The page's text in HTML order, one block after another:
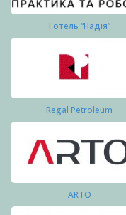
Готель “Надія”
Regal Petroleum
ARTO